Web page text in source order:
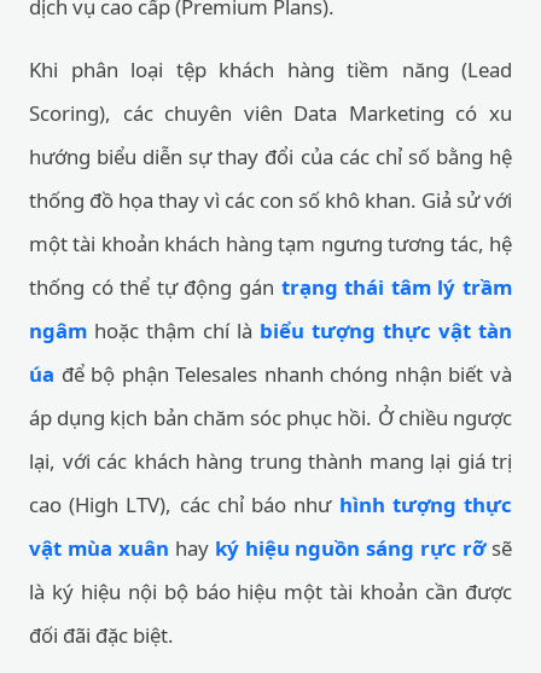
dịch vụ cao cấp (Premium Plans).
Khi phân loại tệp khách hàng tiềm năng (Lead
Scoring), các chuyên viên Data Marketing có xu
hướng biểu diễn sự thay đổi của các chỉ số bằng hệ
thống đồ họa thay vì các con số khô khan. Giả sử với
một tài khoản khách hàng tạm ngưng tương tác, hệ
thống có thể tự động gán trạng thái tâm lý trầm
ngâm hoặc thậm chí là biểu tượng thực vật tàn
úa để bộ phận Telesales nhanh chóng nhận biết và
áp dụng kịch bản chăm sóc phục hồi. Ở chiều ngược
lại, với các khách hàng trung thành mang lại giá trị
cao (High LTV), các chỉ báo như hình tượng thực
vật mùa xuân hay ký hiệu nguồn sáng rực rỡsẽ
là ký hiệu nội bộ báo hiệu một tài khoản cần được
đối đãi đặc biệt.